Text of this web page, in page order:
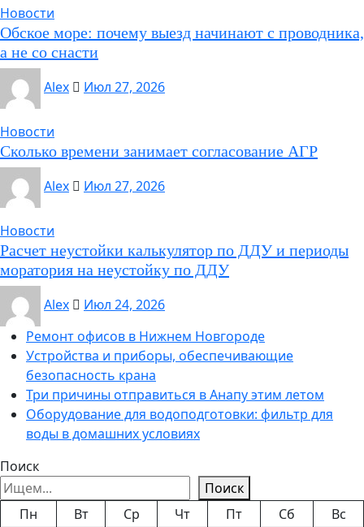
Новости
Обское море: почему выезд начинают с проводника,
а не со снасти
Alex
Июл 27, 2026
Новости
Сколько времени занимает согласование АГР
Alex
Июл 27, 2026
Новости
Расчет неустойки калькулятор по ДДУ и периоды
моратория на неустойку по ДДУ
Alex
Июл 24, 2026
Ремонт офисов в Нижнем Новгороде
Устройства и приборы, обеспечивающие
безопасность крана
Три причины отправиться в Анапу этим летом
Оборудование для водоподготовки: фильтр для
воды в домашних условиях
Поиск
Поиск
Пн Вт Ср Чт Пт Сб
Вс